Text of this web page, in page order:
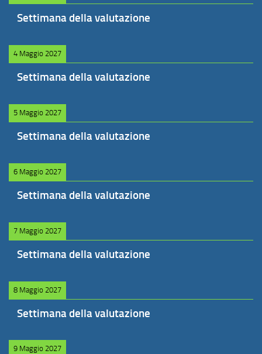
Settimana della valutazione
4 Maggio 2027
Settimana della valutazione
5 Maggio 2027
Settimana della valutazione
6 Maggio 2027
Settimana della valutazione
7 Maggio 2027
Settimana della valutazione
8 Maggio 2027
Settimana della valutazione
9 Maggio 2027